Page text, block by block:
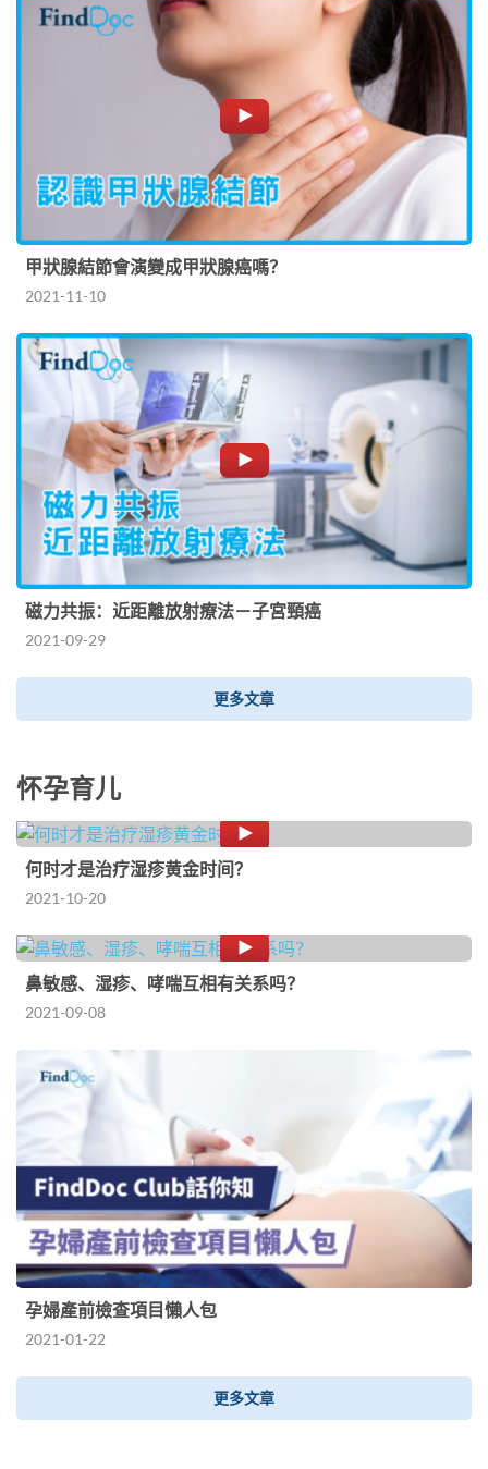
甲狀腺結節會演變成甲狀腺癌嗎？
2021-11-10
磁力共振：近距離放射療法－子宮頸癌
2021-09-29
更多文章
怀孕育儿
何时才是治疗湿疹黄金时间？
2021-10-20
鼻敏感、湿疹、哮喘互相有关系吗？
2021-09-08
孕婦產前檢查項目懶人包
2021-01-22
更多文章